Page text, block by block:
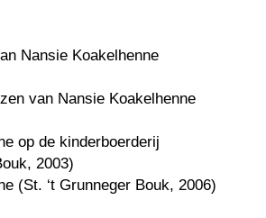
Nansie Koakelhenne
van Nansie Koakelhenne
op de kinderboerderij
2003)
(St. ‘t Grunneger Bouk, 2006)